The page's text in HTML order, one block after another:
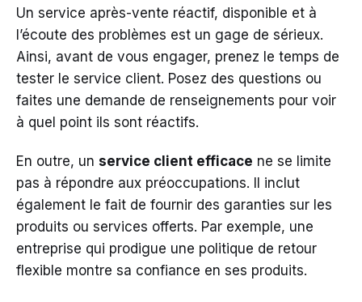
Un service après-vente réactif, disponible et à
l’écoute des problèmes est un gage de sérieux.
Ainsi, avant de vous engager, prenez le temps de
tester le service client. Posez des questions ou
faites une demande de renseignements pour voir
à quel point ils sont réactifs.
En outre, un service client efficace ne se limite
pas à répondre aux préoccupations. Il inclut
également le fait de fournir des garanties sur les
produits ou services offerts. Par exemple, une
entreprise qui prodigue une politique de retour
flexible montre sa confiance en ses produits.